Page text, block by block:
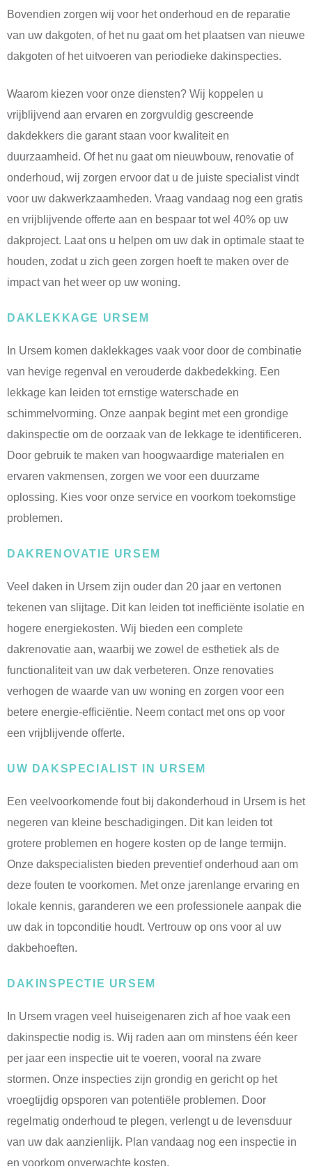
Bovendien zorgen wij voor het onderhoud en de reparatie
van uw dakgoten, of het nu gaat om het plaatsen van nieuwe
dakgoten of het uitvoeren van periodieke dakinspecties.
Waarom kiezen voor onze diensten? Wij koppelen u
vrijblijvend aan ervaren en zorgvuldig gescreende
dakdekkers die garant staan voor kwaliteit en
duurzaamheid. Of het nu gaat om nieuwbouw, renovatie of
onderhoud, wij zorgen ervoor dat u de juiste specialist vindt
voor uw dakwerkzaamheden. Vraag vandaag nog een gratis
en vrijblijvende offerte aan en bespaar tot wel 40% op uw
dakproject. Laat ons u helpen om uw dak in optimale staat te
houden, zodat u zich geen zorgen hoeft te maken over de
impact van het weer op uw woning.
DAKLEKKAGE URSEM
In Ursem komen daklekkages vaak voor door de combinatie
van hevige regenval en verouderde dakbedekking. Een
lekkage kan leiden tot ernstige waterschade en
schimmelvorming. Onze aanpak begint met een grondige
dakinspectie om de oorzaak van de lekkage te identificeren.
Door gebruik te maken van hoogwaardige materialen en
ervaren vakmensen, zorgen we voor een duurzame
oplossing. Kies voor onze service en voorkom toekomstige
problemen.
DAKRENOVATIE URSEM
Veel daken in Ursem zijn ouder dan 20 jaar en vertonen
tekenen van slijtage. Dit kan leiden tot inefficiënte isolatie en
hogere energiekosten. Wij bieden een complete
dakrenovatie aan, waarbij we zowel de esthetiek als de
functionaliteit van uw dak verbeteren. Onze renovaties
verhogen de waarde van uw woning en zorgen voor een
betere energie-efficiëntie. Neem contact met ons op voor
een vrijblijvende offerte.
UW DAKSPECIALIST IN URSEM
Een veelvoorkomende fout bij dakonderhoud in Ursem is het
negeren van kleine beschadigingen. Dit kan leiden tot
grotere problemen en hogere kosten op de lange termijn.
Onze dakspecialisten bieden preventief onderhoud aan om
deze fouten te voorkomen. Met onze jarenlange ervaring en
lokale kennis, garanderen we een professionele aanpak die
uw dak in topconditie houdt. Vertrouw op ons voor al uw
dakbehoeften.
DAKINSPECTIE URSEM
In Ursem vragen veel huiseigenaren zich af hoe vaak een
dakinspectie nodig is. Wij raden aan om minstens één keer
per jaar een inspectie uit te voeren, vooral na zware
stormen. Onze inspecties zijn grondig en gericht op het
vroegtijdig opsporen van potentiële problemen. Door
regelmatig onderhoud te plegen, verlengt u de levensduur
van uw dak aanzienlijk. Plan vandaag nog een inspectie in
en voorkom onverwachte kosten.